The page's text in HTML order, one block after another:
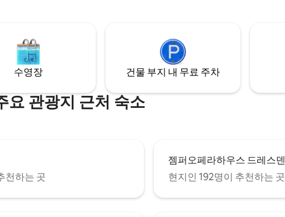
활기찬 외부 신시가지 지역까지 도보로 이
동할 수 있습니다.
수영장 건물 부지 내 무료 주차
요 관광지 근처 숙소
천하는 곳
젬퍼오페라하우스 드레스덴
현지인 192명이 추천하는 곳